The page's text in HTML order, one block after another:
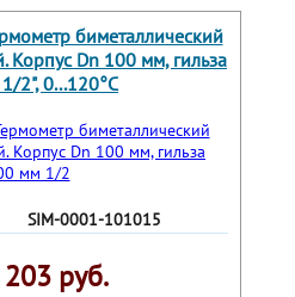
биметаллический
Корпус Dn 100 мм, гильза
2", 0...120°С
SIM-0001-101015
руб.